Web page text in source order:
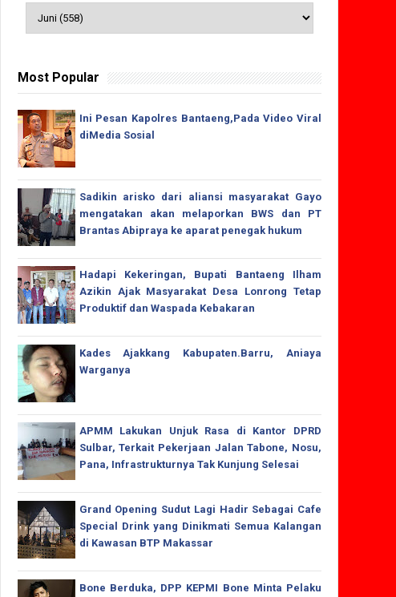
Most Popular
Ini Pesan Kapolres Bantaeng,Pada Video Viral
diMedia Sosial
Sadikin arisko dari aliansi masyarakat Gayo
mengatakan akan melaporkan BWS dan PT
Brantas Abipraya ke aparat penegak hukum
Hadapi Kekeringan, Bupati Bantaeng Ilham
Azikin Ajak Masyarakat Desa Lonrong Tetap
Produktif dan Waspada Kebakaran
Kades Ajakkang Kabupaten.Barru, Aniaya
Warganya
APMM Lakukan Unjuk Rasa di Kantor DPRD
Sulbar, Terkait Pekerjaan Jalan Tabone, Nosu,
Pana, Infrastrukturnya Tak Kunjung Selesai
Grand Opening Sudut Lagi Hadir Sebagai Cafe
Special Drink yang Dinikmati Semua Kalangan
di Kawasan BTP Makassar
Bone Berduka, DPP KEPMI Bone Minta Pelaku